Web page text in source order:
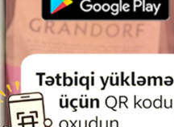
PETKIT ДЛЯ КОШЕК